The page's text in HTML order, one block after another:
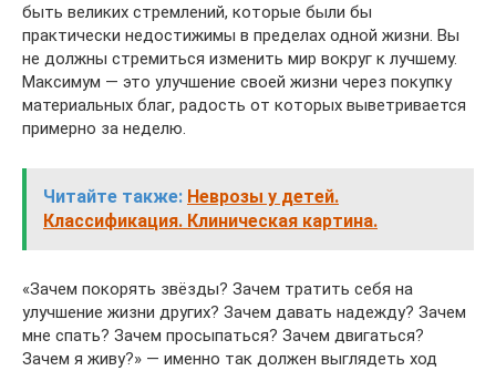
быть великих стремлений, которые были бы
практически недостижимы в пределах одной жизни. Вы
не должны стремиться изменить мир вокруг к лучшему.
Максимум — это улучшение своей жизни через покупку
материальных благ, радость от которых выветривается
примерно за неделю.
Читайте также: Неврозы у детей.
Классификация. Клиническая картина.
«Зачем покорять звёзды? Зачем тратить себя на
улучшение жизни других? Зачем давать надежду? Зачем
мне спать? Зачем просыпаться? Зачем двигаться?
Зачем я живу?» — именно так должен выглядеть ход